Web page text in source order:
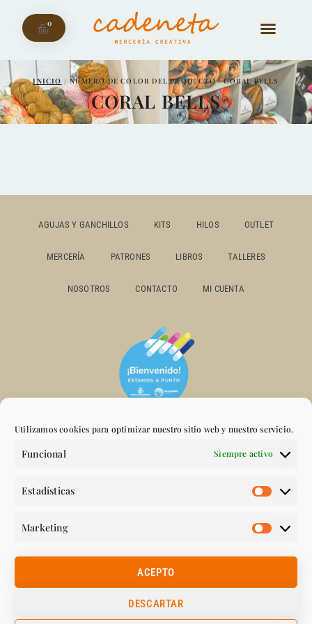
Utilizamos cookies para optimizar nuestro sitio web y nuestro servicio.
Funcional Siempre activo
Estadísticas
Marketing
ACEPTO
DESCARTAR
0
INICIO / NÚMERO DE COLOR DEL PRODUCTO / CORAL BELLS
CORAL BELLS
AGUJAS Y GANCHILLOS KITS HILOS OUTLET
MERCERÍA PATRONES LIBROS TALLERES
NOSOTROS CONTACTO MI CUENTA